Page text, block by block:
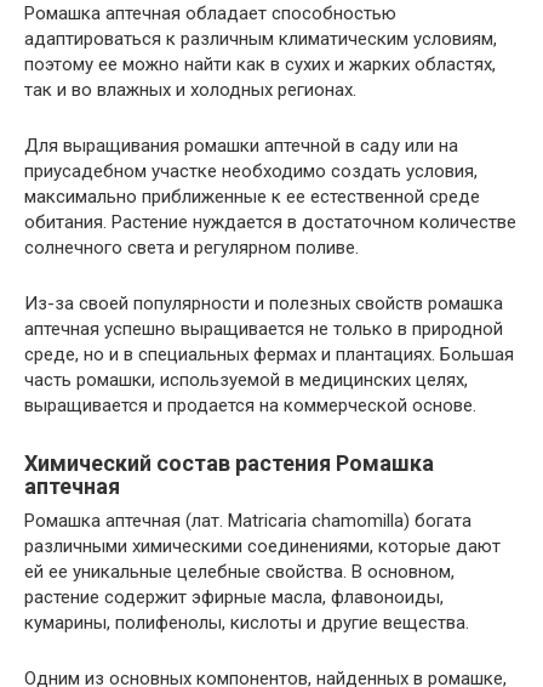
Ромашка аптечная обладает способностью
адаптироваться к различным климатическим условиям,
поэтому ее можно найти как в сухих и жарких областях,
так и во влажных и холодных регионах.
Для выращивания ромашки аптечной в саду или на
приусадебном участке необходимо создать условия,
максимально приближенные к ее естественной среде
обитания. Растение нуждается в достаточном количестве
солнечного света и регулярном поливе.
Из-за своей популярности и полезных свойств ромашка
аптечная успешно выращивается не только в природной
среде, но и в специальных фермах и плантациях. Большая
часть ромашки, используемой в медицинских целях,
выращивается и продается на коммерческой основе.
Химический состав растения Ромашка
аптечная
Ромашка аптечная (лат. Matricaria chamomilla) богата
различными химическими соединениями, которые дают
ей ее уникальные целебные свойства. В основном,
растение содержит эфирные масла, флавоноиды,
кумарины, полифенолы, кислоты и другие вещества.
Одним из основных компонентов, найденных в ромашке,